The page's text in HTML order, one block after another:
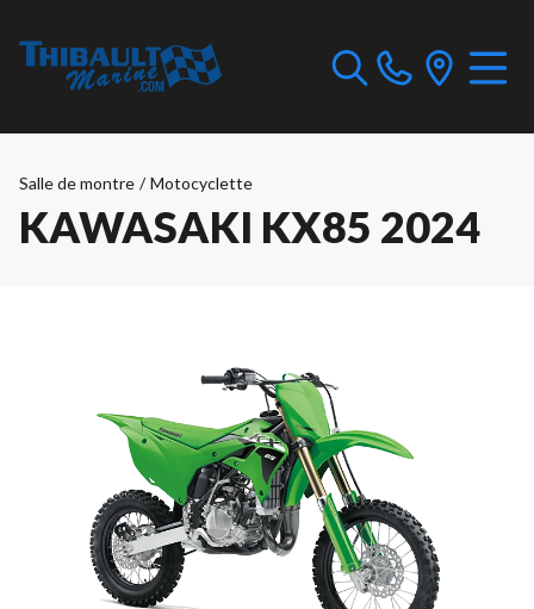
Salle de montre / Motocyclette
KAWASAKI KX85 2024